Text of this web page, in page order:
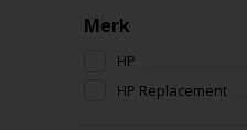
Merk
HP
HP Replacement